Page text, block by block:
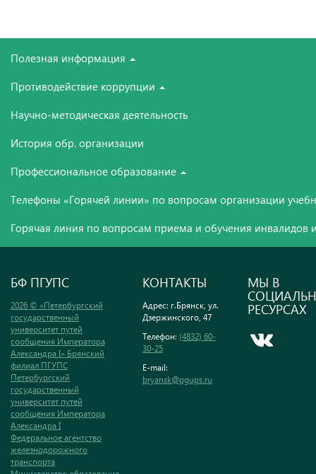
Полезная информация
Противодействие коррупции
Научно-методическая деятельность
История обр. организации
Профессиональное образование
Телефоны «Горячей линии» по вопросам организации
Горячая линия по вопросам приема и обучения инвалидов
БФ ПГУПС
2026 © «Петербургский
государственный
университет путей
сообщения Императора
Александра I» Брянский
филиал ПГУПС
Петербургский
государственный
университет путей
сообщения Императора
Александра I
Федеральное агентство
железнодорожного
транспорта
КОНТАКТЫ
Адрес: г.Брянск, ул.
Дзержинского, 47
Телефон: (4832) 60-
30-25
E-mail:
bryansk@pgups.ru
МЫ В
РЕСУРСАХ